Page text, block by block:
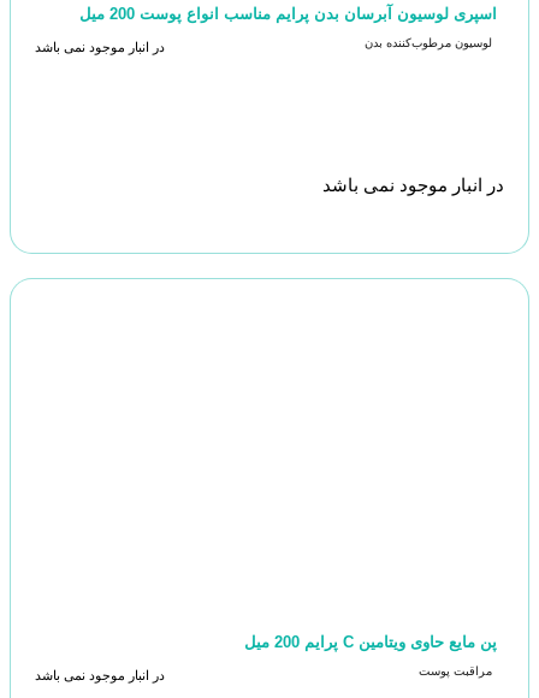
اسپری لوسیون آبرسان بدن پرایم مناسب انواع پوست 200 میل
لوسیون مرطوب‌کننده بدن در انبار موجود نمی باشد
در انبار موجود نمی باشد
پن مایع حاوی ویتامین C پرایم 200 میل
مراقبت پوست در انبار موجود نمی باشد